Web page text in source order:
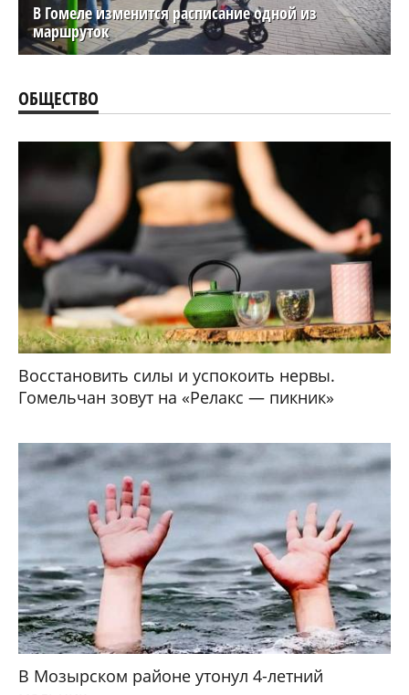
В Гомеле изменится расписание одной из
маршруток
ОБЩЕСТВО
Восстановить силы и успокоить нервы.
Гомельчан зовут на «Релакс — пикник»
В Мозырском районе утонул 4-летний